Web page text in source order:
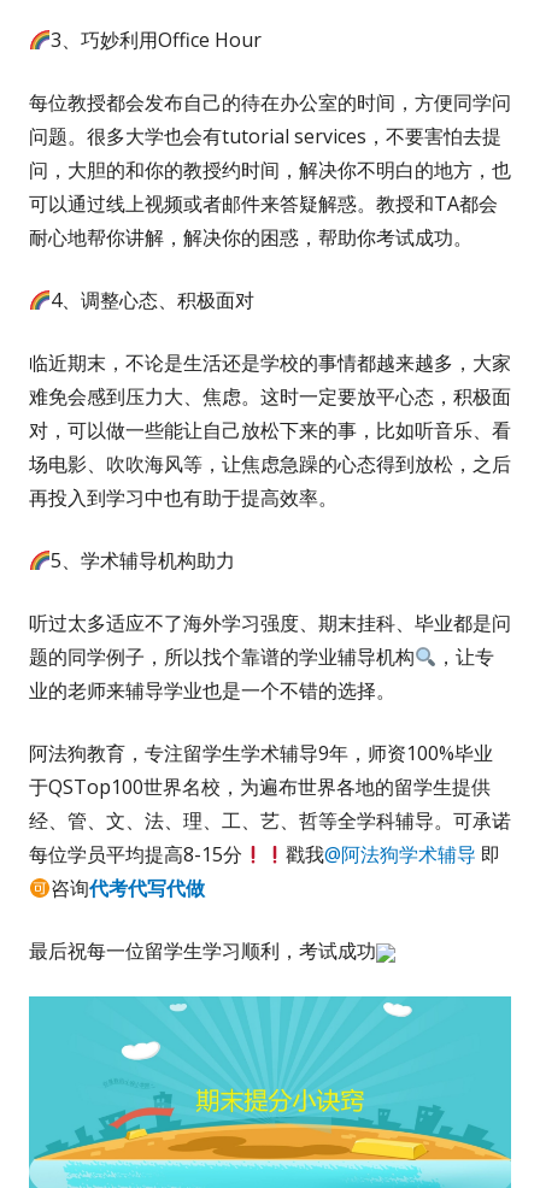
3、巧妙利用Office Hour
每位教授都会发布自己的待在办公室的时间，方便同学问
问题。很多大学也会有tutorial services，不要害怕去提
问，大胆的和你的教授约时间，解决你不明白的地方，也
可以通过线上视频或者邮件来答疑解惑。教授和TA都会
耐心地帮你讲解，解决你的困惑，帮助你考试成功。
4、调整心态、积极面对
临近期末，不论是生活还是学校的事情都越来越多，大家
难免会感到压力大、焦虑。这时一定要放平心态，积极面
对，可以做一些能让自己放松下来的事，比如听音乐、看
场电影、吹吹海风等，让焦虑急躁的心态得到放松，之后
再投入到学习中也有助于提高效率。
5、学术辅导机构助力
听过太多适应不了海外学习强度、期末挂科、毕业都是问
题的同学例子，所以找个靠谱的学业辅导机构
，让专
业的老师来辅导学业也是一个不错的选择。
阿法狗教育，专注留学生学术辅导9年，师资100%毕业
于QSTop100世界名校，为遍布世界各地的留学生提供
经、管、文、法、理、工、艺、哲等全学科辅导。可承诺
每位学员平均提高8-15分
戳我@阿法狗学术辅导 即
咨询代考代写代做
最后祝每一位留学生学习顺利，考试成功